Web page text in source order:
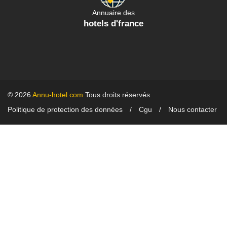
Annuaire des
hotels d'france
© 2026 Annu-hotel.com Tous droits réservés
Politique de protection des données
Cgu Nous contacter